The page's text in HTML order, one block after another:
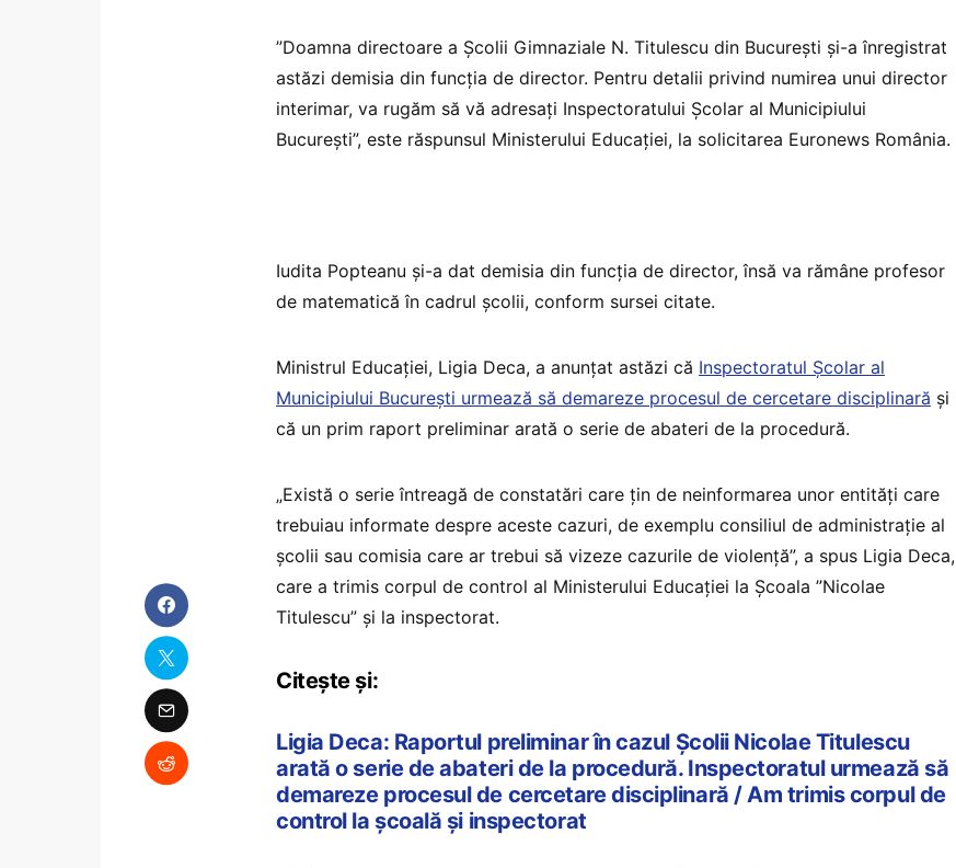
”Doamna directoare a Școlii Gimnaziale N. Titulescu din București și-a înregistrat
astăzi demisia din funcția de director. Pentru detalii privind numirea unui director
interimar, va rugăm să vă adresați Inspectoratului Școlar al Municipiului
București”, este răspunsul Ministerului Educației, la solicitarea Euronews România.
Iudita Popteanu și-a dat demisia din funcția de director, însă va rămâne profesor
de matematică în cadrul școlii, conform sursei citate.
Ministrul Educației, Ligia Deca, a anunțat astăzi că Inspectoratul Școlar al
Municipiului București urmează să demareze procesul de cercetare disciplinară și
că un prim raport preliminar arată o serie de abateri de la procedură.
„Există o serie întreagă de constatări care țin de neinformarea unor entități care
trebuiau informate despre aceste cazuri, de exemplu consiliul de administrație al
școlii sau comisia care ar trebui să vizeze cazurile de violență”, a spus Ligia Deca,
care a trimis corpul de control al Ministerului Educației la Școala ”Nicolae
Titulescu” și la inspectorat.
Citește și:
Ligia Deca: Raportul preliminar în cazul Şcolii Nicolae Titulescu
arată o serie de abateri de la procedură. Inspectoratul urmează să
demareze procesul de cercetare disciplinară / Am trimis corpul de
control la școală și inspectorat